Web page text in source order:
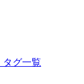
タグ一覧